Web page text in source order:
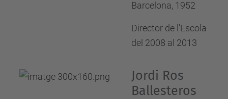
Barcelona, 1952
Director de l'Escola
del 2008 al 2013
Jordi Ros
Ballesteros